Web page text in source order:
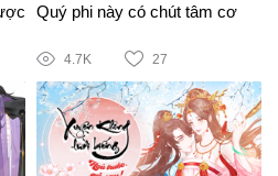
Quý phi này có chút tâm cơ
4.7K 27